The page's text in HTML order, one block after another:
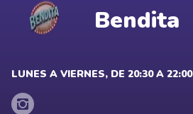
Bendita
LUNES A VIERNES, DE 20:30 A 22:00